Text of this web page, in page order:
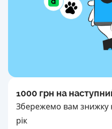
1000 грн на
Збережемо вам знижку
рік